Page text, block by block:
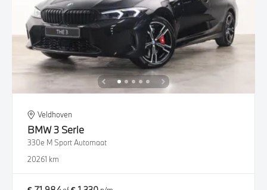
Veldhoven
BMW3 Serie
330e M Sport Automaat
20261 km